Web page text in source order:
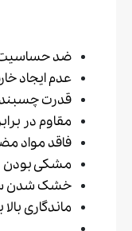
ضد
عدم ایجاد
قدرت
مقاوم در
فاقد مواد
مشکی بودن
خشک شدن
ماندگاری بالا بین ۶ الی